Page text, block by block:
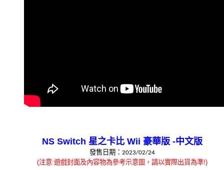
NS Switch 星之卡比Wii 豪華版-中文版
發售日期： 2023/02/24
(注意:遊戲封面及內容物為參考示意圖，請以實際出貨為準!)